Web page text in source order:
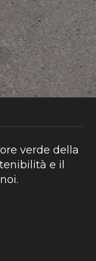
verde della
e il